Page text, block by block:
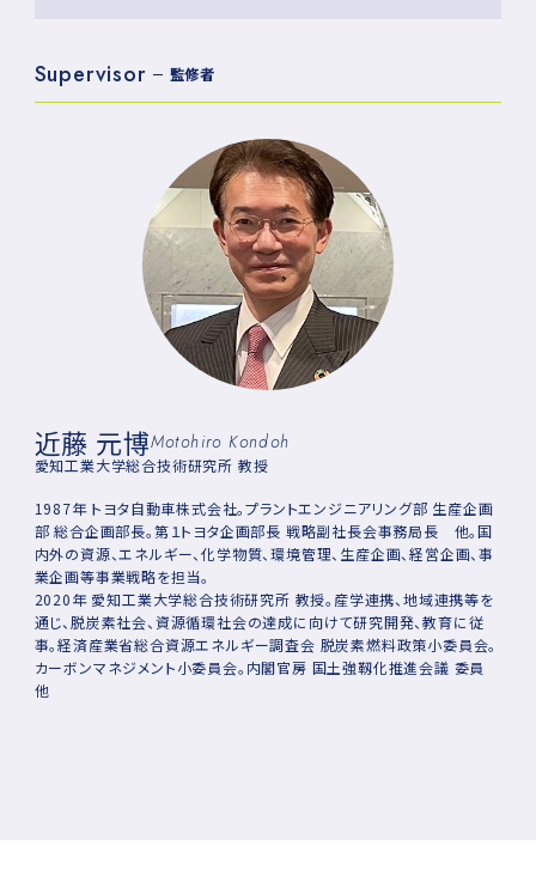
Supervisor 監修者
近藤 元博Motohiro Kondoh
愛知工業大学総合技術研究所 教授
1987年 トヨタ自動車株式会社。プラントエンジニアリング部 生産企画
部 総合企画部長。第１トヨタ企画部長 戦略副社長会事務局長 他。国
内外の資源、エネルギー、化学物質、環境管理、生産企画、経営企画、事
業企画等事業戦略を担当。
2020年 愛知工業大学総合技術研究所 教授。産学連携、地域連携等を
通じ、脱炭素社会、資源循環社会の達成に向けて研究開発、教育に従
事。経済産業省総合資源エネルギー調査会 脱炭素燃料政策小委員会。
カーボンマネジメント小委員会。内閣官房 国土強靱化推進会議 委員
他